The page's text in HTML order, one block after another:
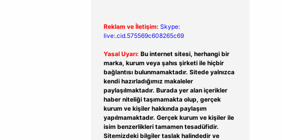
Reklam ve İletişim: Skype:
live:.cid.575569c608265c69
Yasal Uyarı: Bu internet sitesi, herhangi bir
marka, kurum veya şahıs şirketi ile hiçbir
bağlantısı bulunmamaktadır. Sitede yalnızca
kendi hazırladığımız makaleler
paylaşılmaktadır. Burada yer alan içerikler
haber niteliği taşımamakta olup, gerçek
kurum ve kişiler hakkında paylaşım
yapılmamaktadır. Gerçek kurum ve kişiler ile
isim benzerlikleri tamamen tesadüfidir.
Sitemizdeki bilgiler taslak halindedir ve